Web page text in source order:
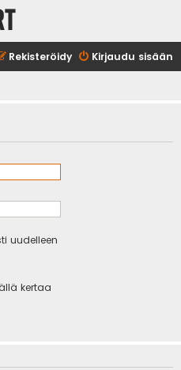
Kirjaudu sisään
Rekisteröidy
uudelleen
kertaa